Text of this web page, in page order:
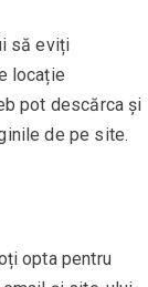
să eviți
locație
pot descărca și
de pe site.
opta pentru